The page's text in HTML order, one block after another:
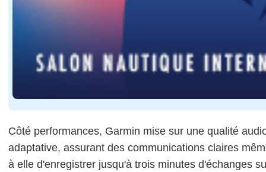
Côté performances, Garmin mise sur une qualité
adaptative, assurant des communications claires
à elle d'enregistrer jusqu'à trois minutes d'échanges